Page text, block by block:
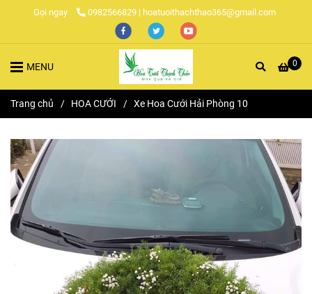
Gọi ngay 0982566829 | hoatuoithachthao365@gmail.com
0
MENU
Trang chủ / HOA CƯỚI / Xe Hoa Cưới Hải Phòng 10